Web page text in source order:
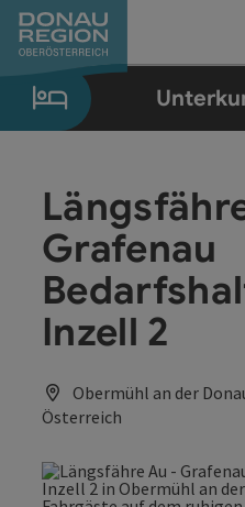
Zum Inhalt
Zur Navigation
Zum Seitenanfang
Zur Kontaktseite
Zum Impressum
Zur Startseite
Grafenau
Inzell 2
Obermühl an der
Österreich